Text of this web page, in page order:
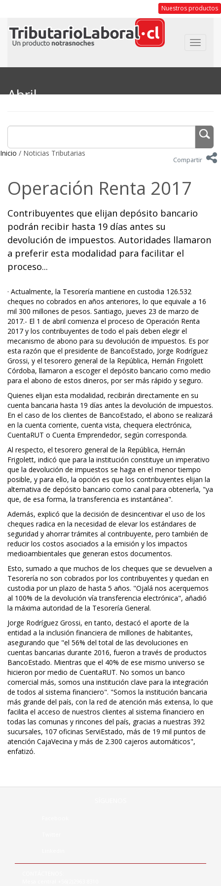
Nuestros productos
Toggle
Abril
Inicio / Noticias Tributarias
Compartir
Operación Renta 2017
Contribuyentes que elijan depósito bancario
podrán recibir hasta 19 días antes su
devolución de impuestos. Autoridades llamaron
a preferir esta modalidad para facilitar el
proceso...
· Actualmente, la Tesorería mantiene en custodia 126.532
cheques no cobrados en años anteriores, lo que equivale a 16
mil 300 millones de pesos. Santiago, jueves 23 de marzo de
2017.- El 1 de abril comienza el proceso de Operación Renta
2017 y los contribuyentes de todo el país deben elegir el
mecanismo de abono para su devolución de impuestos. Es por
esta razón que el presidente de BancoEstado, Jorge Rodríguez
Grossi, y el tesorero general de la República, Hernán Frigolett
Córdoba, llamaron a escoger el depósito bancario como medio
para el abono de estos dineros, por ser más rápido y seguro.
Quienes elijan esta modalidad, recibirán directamente en su
cuenta bancaria hasta 19 días antes la devolución de impuestos.
En el caso de los clientes de BancoEstado, el abono se realizará
en la cuenta corriente, cuenta vista, chequera electrónica,
CuentaRUT o Cuenta Emprendedor, según corresponda.
Al respecto, el tesorero general de la República, Hernán
Frigolett, indicó que para la institución constituye un imperativo
que la devolución de impuestos se haga en el menor tiempo
posible, y para ello, la opción es que los contribuyentes elijan la
alternativa de depósito bancario como canal para obtenerla, "ya
que, de esa forma, la transferencia es instantánea".
Además, explicó que la decisión de desincentivar el uso de los
cheques radica en la necesidad de elevar los estándares de
seguridad y ahorrar trámites al contribuyente, pero también de
reducir los costos asociados a la emisión y los impactos
medioambientales que generan estos documentos.
Esto, sumado a que muchos de los cheques que se devuelven a
Tesorería no son cobrados por los contribuyentes y quedan en
custodia por un plazo de hasta 5 años. "Ojalá nos acerquemos
al 100% de la devolución vía transferencia electrónica", añadió
la máxima autoridad de la Tesorería General.
Jorge Rodríguez Grossi, en tanto, destacó el aporte de la
entidad a la inclusión financiera de millones de habitantes,
asegurando que "el 56% del total de las devoluciones en
cuentas bancarias durante 2016, fueron a través de productos
BancoEstado. Mientras que el 40% de ese mismo universo se
hicieron por medio de CuentaRUT. No somos un banco
comercial más, somos una institución clave para la integración
de todos al sistema financiero". "Somos la institución bancaria
más grande del país, con la red de atención más extensa, lo que
facilita el acceso de nuestros clientes al sistema financiero en
todas las comunas y rincones del país, gracias a nuestras 392
sucursales, 107 oficinas ServiEstado, más de 19 mil puntos de
atención CajaVecina y más de 2.300 cajeros automáticos",
enfatizó.